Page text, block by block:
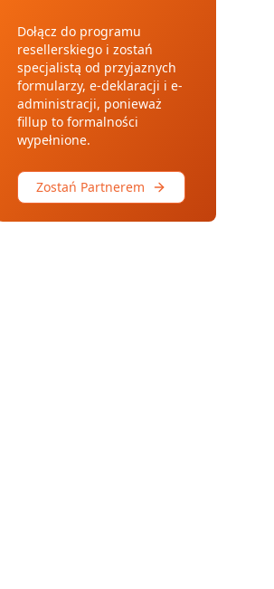
Dołącz do programu
resellerskiego i zostań
specjalistą od przyjaznych
formularzy, e-deklaracji i e-
administracji, ponieważ
fillup to formalności
wypełnione.
Zostań Partnerem